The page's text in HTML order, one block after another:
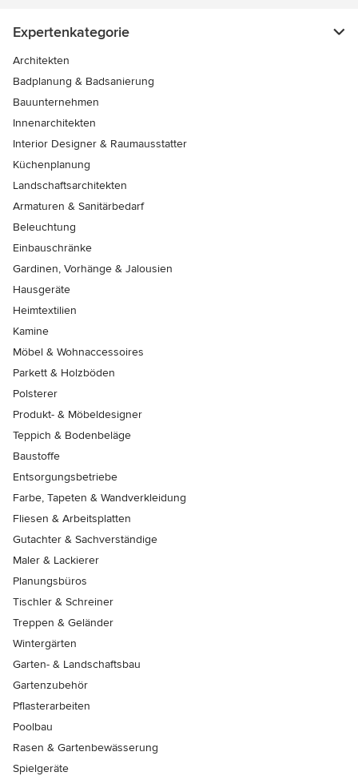
Expertenkategorie
Architekten
Badplanung & Badsanierung
Bauunternehmen
Innenarchitekten
Interior Designer & Raumausstatter
Küchenplanung
Landschaftsarchitekten
Armaturen & Sanitärbedarf
Beleuchtung
Einbauschränke
Gardinen, Vorhänge & Jalousien
Hausgeräte
Heimtextilien
Kamine
Möbel & Wohnaccessoires
Parkett & Holzböden
Polsterer
Produkt- & Möbeldesigner
Teppich & Bodenbeläge
Baustoffe
Entsorgungsbetriebe
Farbe, Tapeten & Wandverkleidung
Fliesen & Arbeitsplatten
Gutachter & Sachverständige
Maler & Lackierer
Planungsbüros
Tischler & Schreiner
Treppen & Geländer
Wintergärten
Garten- & Landschaftsbau
Gartenzubehör
Pflasterarbeiten
Poolbau
Rasen & Gartenbewässerung
Spielgeräte